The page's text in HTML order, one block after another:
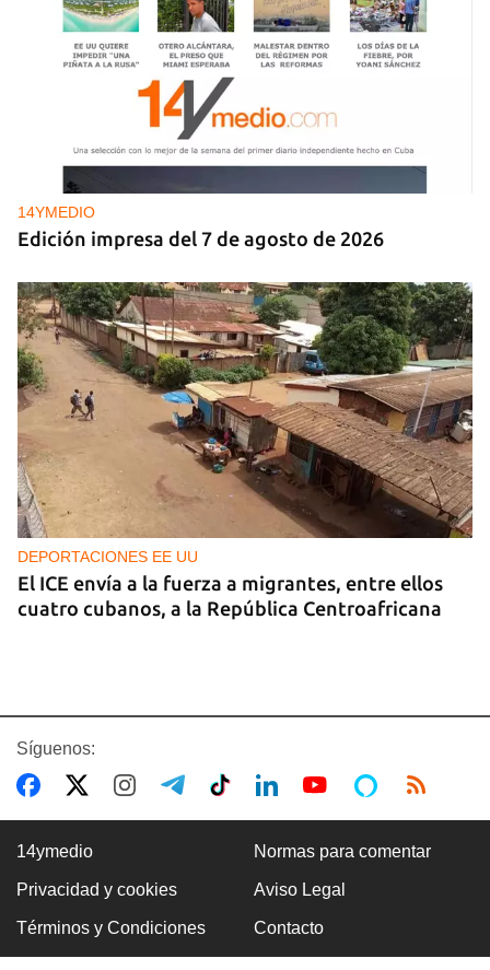
14YMEDIO
Edición impresa del 7 de agosto de 2026
DEPORTACIONES EE UU
El ICE envía a la fuerza a migrantes, entre ellos
cuatro cubanos, a la República Centroafricana
GUERRA
Ucrania ataca otro centro logístico del Amazon
Síguenos:
14ymedio Normas para comentar
Privacidad y cookies Aviso Legal
Términos y Condiciones Contacto